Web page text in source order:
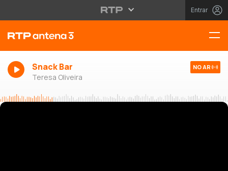
Entrar
Snack Bar
Teresa Oliveira
NO AR